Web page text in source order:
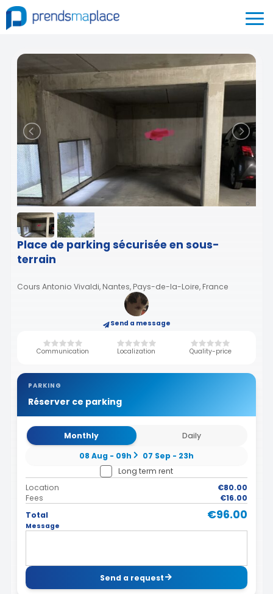
Place de parking sécurisée en sous-
terrain
Cours Antonio Vivaldi, Nantes, Pays-de-la-Loire, France
Send a message
Communication Localization Quality-price
PARKING
Réserver ce parking
Monthly
Daily
08 Aug - 09h
07 Sep - 23h
Long term rent
Location
€80.00
Fees
€16.00
Total
€96.00
Message
Send a request